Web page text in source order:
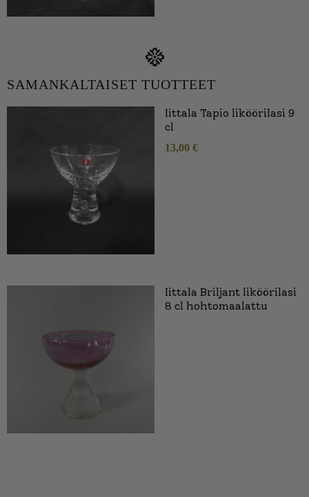
SAMANKALTAISET TUOTTEET
Iittala Tapio liköörilasi 9
cl
13,00 €
Iittala Briljant liköörilasi
8 cl hohtomaalattu